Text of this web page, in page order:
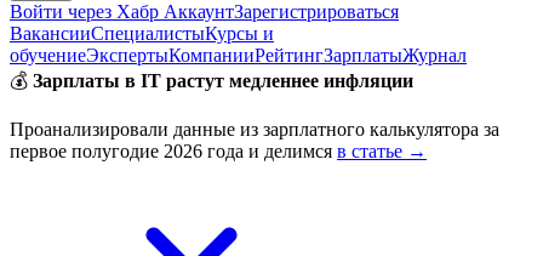
Войти через Хабр АккаунтЗарегистрироваться
ВакансииСпециалистыКурсы и
обучениеЭкспертыКомпанииРейтингЗарплатыЖурнал
💰 Зарплаты в IT растут медленнее инфляции
Проанализировали данные из зарплатного калькулятора за
первое полугодие 2026 года и делимся в статье →